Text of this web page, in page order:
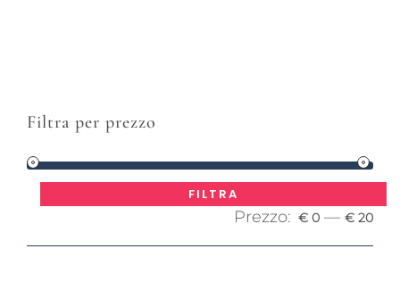
Filtra per prezzo
FILTRA
Prezzo: € 0 — € 20